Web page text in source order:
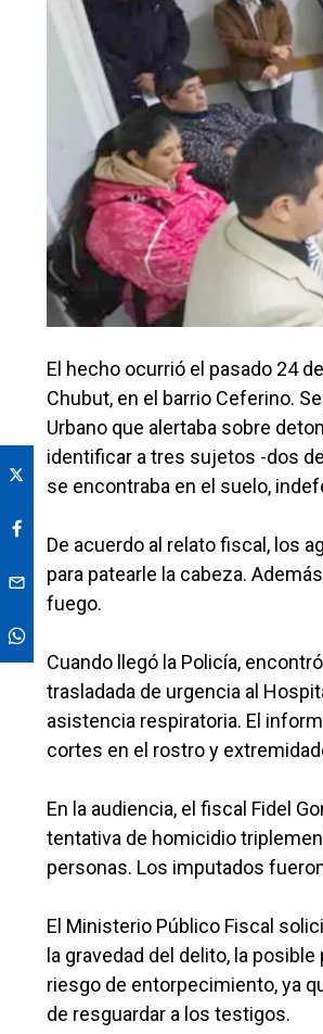
El hecho ocurrió el pasado 24
Chubut, en el barrio Ceferino.
Urbano que alertaba sobre
identificar a tres sujetos -dos
se encontraba en el suelo,
De acuerdo al relato fiscal, los
para patearle la cabeza.
fuego.
Cuando llegó la Policía,
trasladada de urgencia al
asistencia respiratoria. El
cortes en el rostro y
En la audiencia, el fiscal Fidel
tentativa de homicidio
personas. Los imputados
El Ministerio Público Fiscal
la gravedad del delito, la
riesgo de entorpecimiento, ya
de resguardar a los testigos.